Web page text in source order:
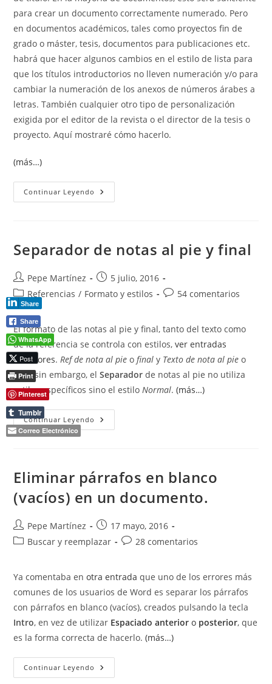
para crear un documento correctamente numerado. Pero
en documentos académicos, tales como proyectos fin de
grado o máster, tesis, documentos para publicaciones etc.
habrá que hacer algunos cambios en el estilo de lista para
que los títulos introductorios no lleven numeración y/o para
cambiar la numeración de los anexos de números árabes a
letras. También cualquier otro tipo de personalización
exigida por el editor de la revista o el director de la tesis o
proyecto. Aquí mostraré cómo hacerlo.
(más…)
Continuar Leyendo Definir
Nueva
De
Lista
Separador de notas al pie y final
Autor
de
la
entrada:
Pepe Martínez
Publicación
de
5 julio, 2016
Categoría
de
la
entrada:
Referencias / Formato y estilos
Comentarios
entrada:
54 comentarios
El formato de las notas al pie y final, tanto del texto como
de la referencia se controla con estilos,ver entradas
anteriores.Ref de nota al pie ofinaly Texto de nota al pie o
final, sin embargo, elSeparadorde notas al pie no utiliza
estilos específicos sino el estilo Normal.(más…)
Continuar Leyendo Separador
De
Final
Eliminar párrafos en blanco
(vacíos) en un documento.
Autor
de
Pepe Martínez
Publicación
de
17 mayo, 2016
Categoría
entrada:
Buscar y reemplazar
Comentarios
entrada:
28 comentarios
Ya comentaba enotra entrada que uno de los errores más
comunes de los usuarios de Word es separar los párrafos
con párrafos en blanco (vacíos), creados pulsando la tecla
Intro, en vez de utilizar Espaciado anterior o posterior, que
es la forma correcta de hacerlo.(más…)
Continuar Leyendo Eliminar
Párrafos
Share
Share
WhatsApp
Post
Print
Pinterest
Tumblr
Correo Electrónico